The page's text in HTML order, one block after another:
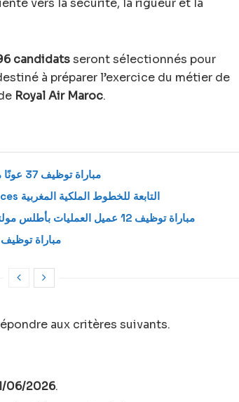
vers la sécurité, la rigueur et la
candidatsseront sélectionnés pour
à préparer l’exercice du métier de
Royal Air Maroc.
مباراة توظيف 37 عونًا متعدد المهام بأطلس مولتي سيرفيس 2026
أرسل سيرتك الذاتية إلى Atlas Multiservices التابعة للخطوط الملكية المغربية
مباراة توظيف 12 عميل العمليات بأطلس مولتي سيرفيس . الترشيح قبل 14 يوليوز 2026
مباراة توظيف 104 منصب بأطلس مولتي سيرفيس 2026
aux critères suivants.
06/2026.